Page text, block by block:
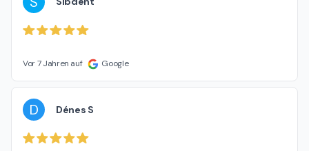
Vor 7 Jahren auf Google
D Dénes S